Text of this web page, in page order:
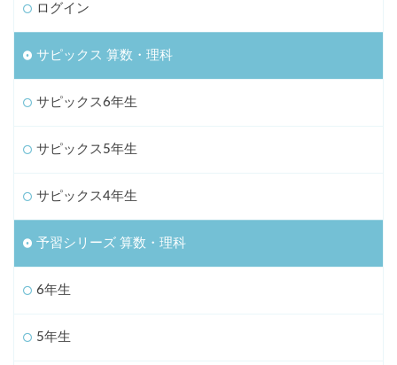
ログイン
サピックス 算数・理科
サピックス6年生
サピックス5年生
サピックス4年生
予習シリーズ 算数・理科
6年生
5年生